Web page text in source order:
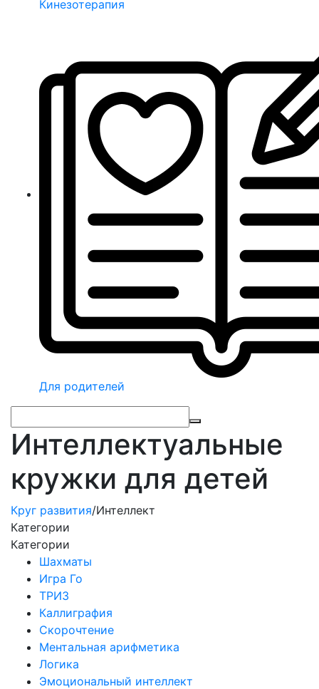
Кинезотерапия
Для родителей
Интеллектуальные
кружки для детей
Круг развития/Интеллект
Категории
Категории
Шахматы
Игра Го
ТРИЗ
Каллиграфия
Скорочтение
Ментальная арифметика
Логика
Эмоциональный интеллект